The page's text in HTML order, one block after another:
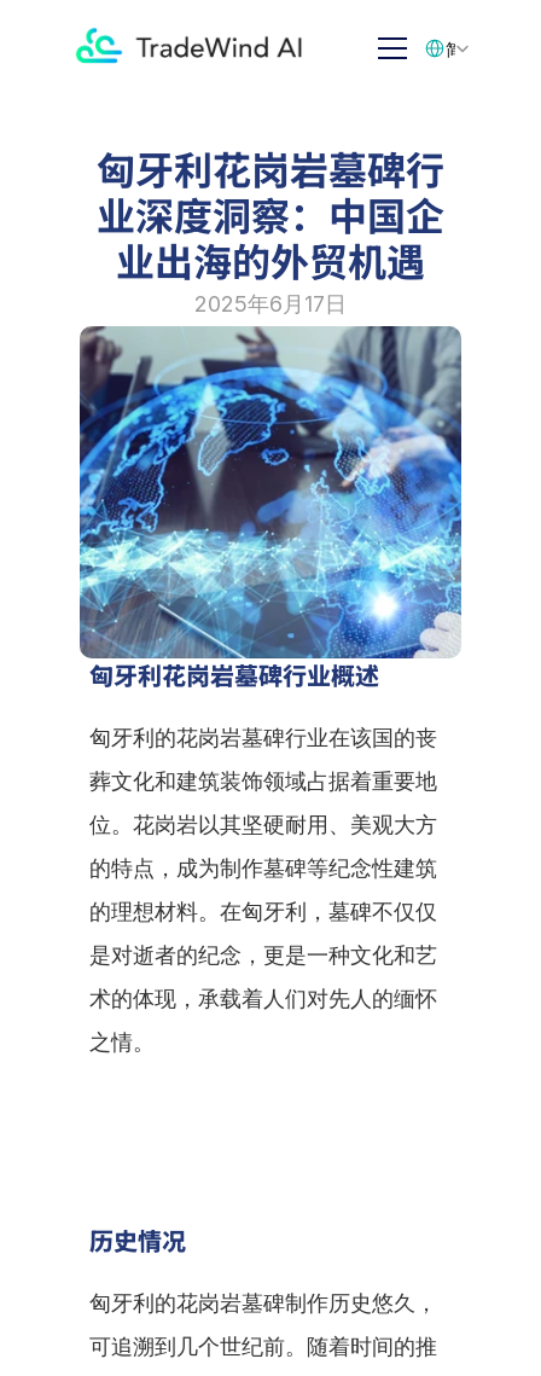
匈牙利花岗岩墓碑行
业深度洞察：中国企
业出海的外贸机遇
2025年6月17日
匈牙利花岗岩墓碑行业概述
匈牙利的花岗岩墓碑行业在该国的丧
葬文化和建筑装饰领域占据着重要地
位。花岗岩以其坚硬耐用、美观大方
的特点，成为制作墓碑等纪念性建筑
的理想材料。在匈牙利，墓碑不仅仅
是对逝者的纪念，更是一种文化和艺
术的体现，承载着人们对先人的缅怀
之情。
历史情况
匈牙利的花岗岩墓碑制作历史悠久，
可追溯到几个世纪前。随着时间的推
简体中文